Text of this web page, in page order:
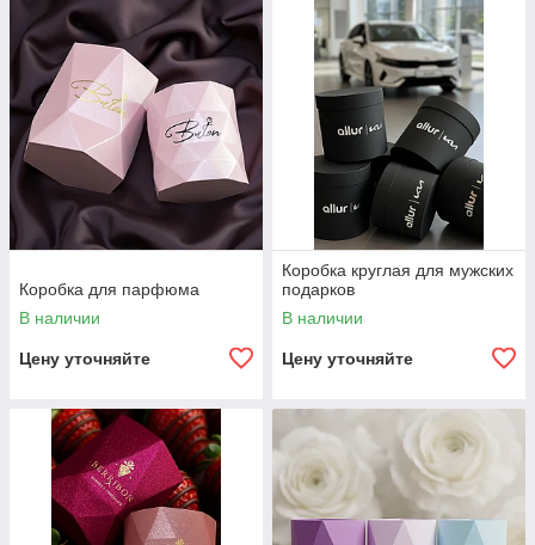
Коробка для парфюма
В наличии
Цену уточняйте
Коробка круглая для мужских
подарков
В наличии
Цену уточняйте